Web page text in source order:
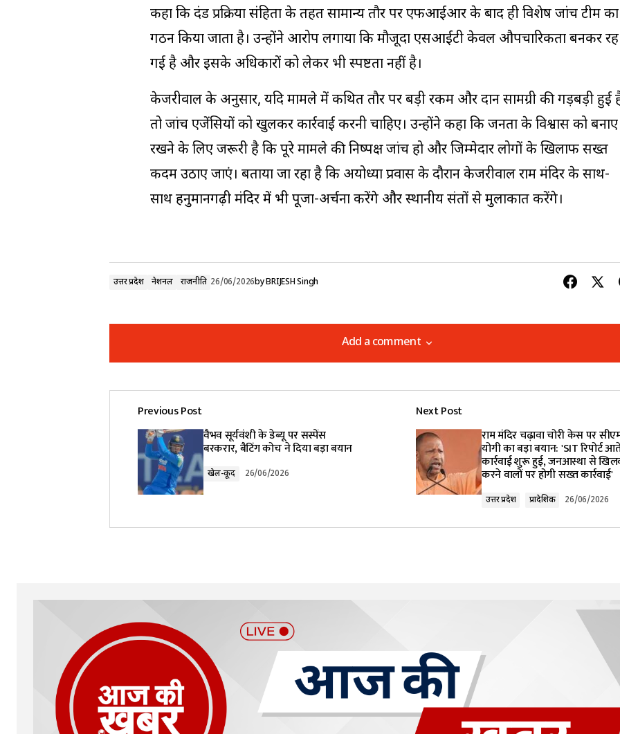
कहा कि दंड प्रक्रिया संहिता के तहत सामान्य तौर पर एफआईआर के बाद ही विशेष जांच टीम का
गठन किया जाता है। उन्होंने आरोप लगाया कि मौजूदा एसआईटी केवल औपचारिकता बनकर रह
गई है और इसके अधिकारों को लेकर भी स्पष्टता नहीं है।
केजरीवाल के अनुसार, यदि मामले में कथित तौर पर बड़ी रकम और दान सामग्री की गड़बड़ी हुई
तो जांच एजेंसियों को खुलकर कार्रवाई करनी चाहिए। उन्होंने कहा कि जनता के विश्वास को बनाए
रखने के लिए जरूरी है कि पूरे मामले की निष्पक्ष जांच हो और जिम्मेदार लोगों के खिलाफ सख्त
कदम उठाए जाएं। बताया जा रहा है कि अयोध्या प्रवास के दौरान केजरीवाल राम मंदिर के साथ-
साथहनुमानगढ़ी मंदिरमें भी पूजा-अर्चना करेंगे और स्थानीय संतों से मुलाकात करेंगे।
उत्तर प्रदेश नेशनल राजनीति 26/06/2026byBRIJESH Singh
Add a comment
Add a comment
Your email address will not be published. Required fields are marked*
Comment *
Submit Comment
Previous Post
वैभव सूर्यवंशी के डेब्यू पर सस्पेंस
बरकरार, बैटिंग कोच ने दिया बड़ा बयान
खेल-कूद 26/06/2026
Next Post
राम मंदिर चढ़ावा चोरी केस पर
योगी का बड़ा बयान: 'SIT रिपोर्ट
कार्रवाई शुरू हुई, जनआस्था से
करने वालों पर होगी सख्त कार्रवाई'
उत्तर प्रदेश प्रादेशिक 26/06/2026